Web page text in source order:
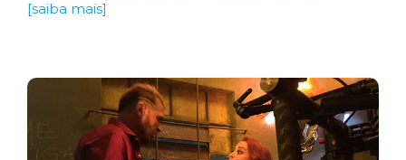
[saiba mais]